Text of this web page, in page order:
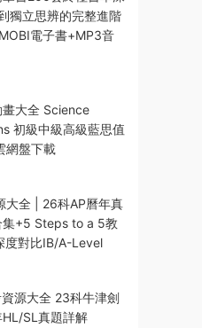
獨立思辨的完整進階
電子書+MP3音
大全 Science
初級中級高級藍思值
盤下載
大全 | 26科AP曆年真
+5 Steps to a 5教
度對比IB/A-Level
源大全 23科牛津劍
SL真題詳解